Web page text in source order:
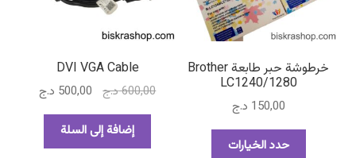
خرطوشة حبر طابعة Brother
LC1240/1280
150,00 د.ج
حدد الخيارات
DVI VGA Cable
600,00د.ج
السعر
الأصلي
هو:
600,00 د.ج.
500,00 د.جالسعر
إضافة إلى السلة